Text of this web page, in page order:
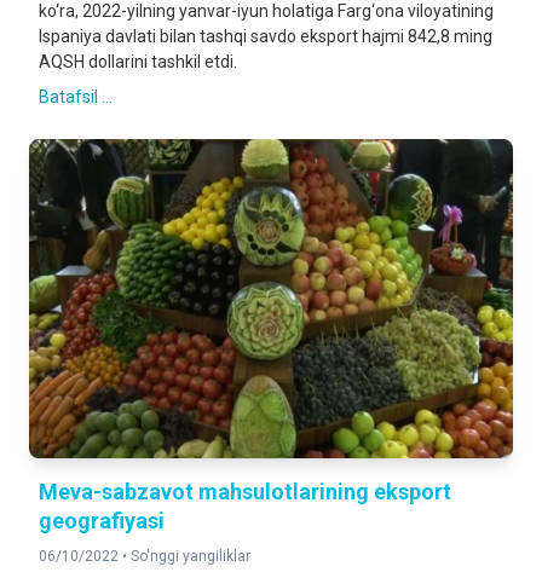
ko‘ra, 2022-yilning yanvar-iyun holatiga Farg‘ona viloyatining
Ispaniya davlati bilan tashqi savdo eksport hajmi 842,8 ming
AQSH dollarini tashkil etdi.
Batafsil ...
Meva-sabzavot mahsulotlarining eksport
geografiyasi
06/10/2022 • So'nggi yangiliklar